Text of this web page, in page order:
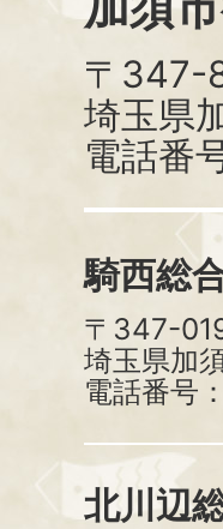
〒347-
埼玉県
電話番
騎西総
〒347-
埼玉県加
電話番号
北川辺